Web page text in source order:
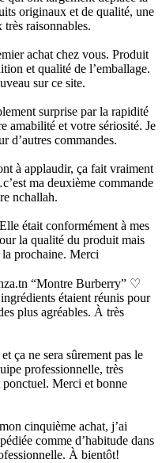
originaux et de qualité, une
raisonnables.
achat chez vous. Produit
et qualité de l’emballage.
sur ce site.
surprise par la rapidité
amabilité et votre sériosité. Je
d’autres commandes.
à applaudir, ça fait vraiment
ma deuxième commande
nchallah.
était conformément à mes
la qualité du produit mais
prochaine. Merci
“Montre Burberry” ♡
étaient réunis pour
plus agréables. À très
ça ne sera sûrement pas le
professionnelle, très
Merci et bonne
cinquième achat, j’ai
comme d’habitude dans
À bientôt!